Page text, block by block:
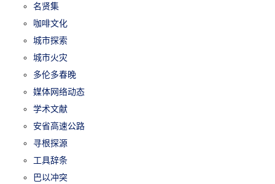
名贤集
咖啡文化
城市探索
城市火灾
多伦多春晚
媒体网络动态
学术文献
安省高速公路
寻根探源
工具辞条
巴以冲突